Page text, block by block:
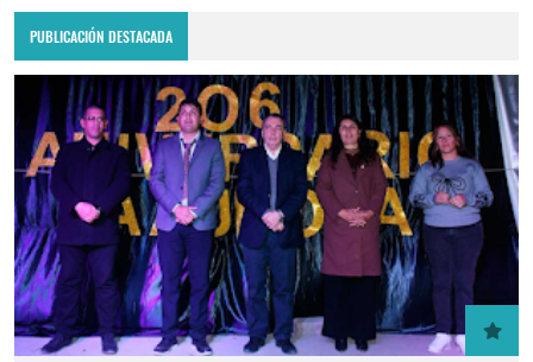
PUBLICACIÓN DESTACADA